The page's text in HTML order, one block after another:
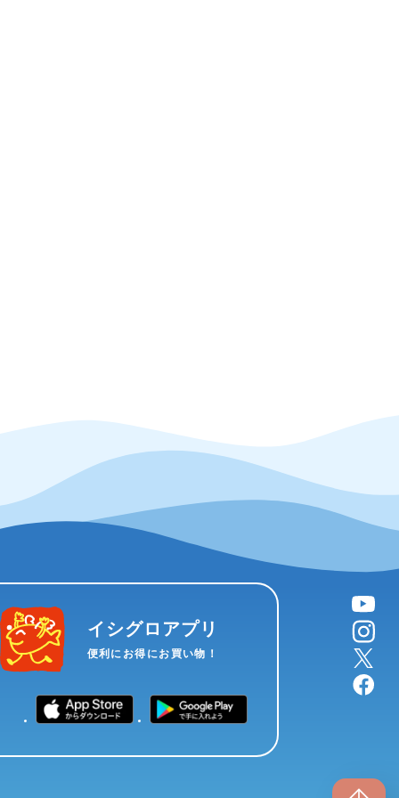
イシグロアプリ
便利にお得にお買い物！
YouTube
instagram
X
facebook